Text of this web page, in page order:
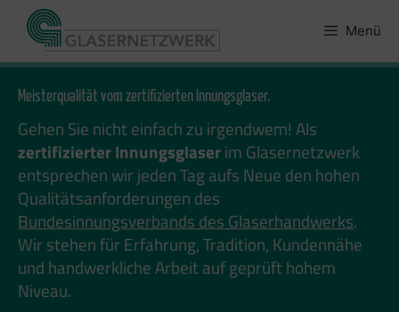
Zum
Inhalt
springen
Menü
Meisterqualität vom zertifizierten Innungsglaser.
Gehen Sie nicht einfach zu irgendwem! Als
zertifizierter Innungsglaserim Glasernetzwerk
entsprechen wir jeden Tag aufs Neue den hohen
Qualitätsanforderungen des
Bundesinnungsverbands des Glaserhandwerks.
Wir stehen für Erfahrung, Tradition, Kundennähe
und handwerkliche Arbeit auf geprüft hohem
Niveau.